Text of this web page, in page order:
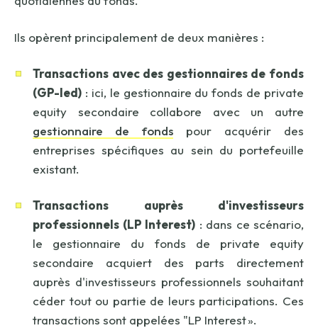
Ils opèrent principalement de deux manières :
Transactions avec des gestionnaires de fonds
(GP-led) : ici, le gestionnaire du fonds de private
equity secondaire collabore avec un autre
gestionnaire de fonds pour acquérir des
entreprises spécifiques au sein du portefeuille
existant.
Transactions auprès d'investisseurs
professionnels (LP Interest) : dans ce scénario,
le gestionnaire du fonds de private equity
secondaire acquiert des parts directement
auprès d'investisseurs professionnels souhaitant
céder tout ou partie de leurs participations. Ces
transactions sont appelées "LP Interest ».